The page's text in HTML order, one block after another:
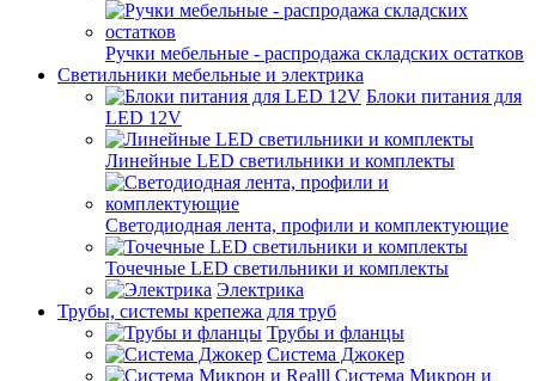
Ручки мебельные - распродажа складских остатков
Светильники мебельные и электрика
Блоки питания для
LED 12V
Линейные LED светильники и комплекты
Светодиодная лента, профили и комплектующие
Точечные LED светильники и комплекты
Электрика
Трубы, системы крепежа для труб
Трубы и фланцы
Система Джокер
Система Микрон и